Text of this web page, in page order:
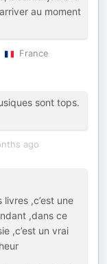
au moment
France
sont tops.
ago
,c’est une
,dans ce
,c’est un vrai